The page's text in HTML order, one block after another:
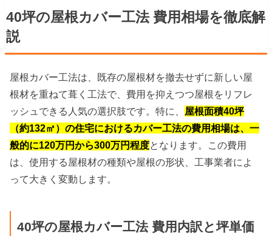
40坪の屋根カバー工法 費用相場を徹底解
説
屋根カバー工法は、既存の屋根材を撤去せずに新しい屋
根材を重ねて葺く工法で、費用を抑えつつ屋根をリフレ
ッシュできる人気の選択肢です。特に、 屋根面積40坪
（約132㎡）の住宅におけるカバー工法の費用相場は、一
般的に120万円から300万円程度となります。この費用
は、使用する屋根材の種類や屋根の形状、工事業者によ
って大きく変動します。
40坪の屋根カバー工法 費用内訳と坪単価